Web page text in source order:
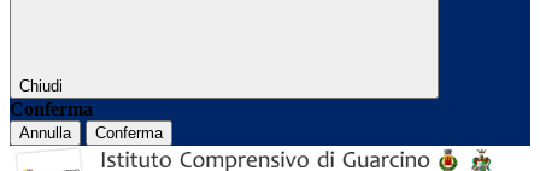
Chiudi
Conferma
Annulla Conferma